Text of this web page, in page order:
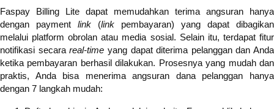
Faspay Billing Lite dapat memudahkan terima angsuran hanya
dengan payment link (link pembayaran) yang dapat dibagikan
melalui platform obrolan atau media sosial. Selain itu, terdapat fitur
notifikasi secarareal-time yang dapat diterima pelanggan dan Anda
ketika pembayaran berhasil dilakukan. Prosesnya yang mudah dan
praktis, Anda bisa menerima angsuran dana pelanggan hanya
dengan 7 langkah mudah: